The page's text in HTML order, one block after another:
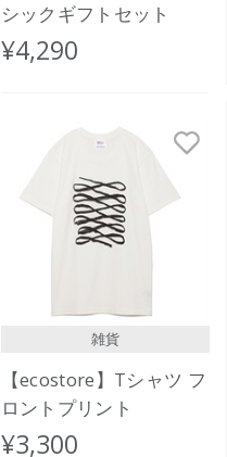
シックギフトセット
¥4,290
雑貨
【ecostore】Tシャツ フ
ロントプリント
¥3,300